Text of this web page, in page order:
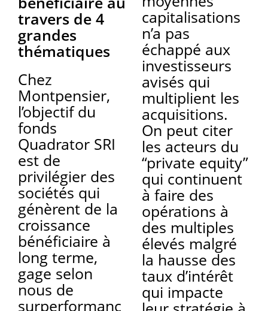
travers de 4
grandes
thématiques
Chez
Montpensier,
l’objectif du
fonds
Quadrator SRI
est de
privilégier des
sociétés qui
génèrent de la
croissance
bénéficiaire à
long terme,
gage selon
nous de
surperformanc
capitalisations
n’a pas
échappé aux
investisseurs
avisés qui
multiplient les
acquisitions.
On peut citer
les acteurs du
“private equity”
qui continuent
à faire des
opérations à
des multiples
élevés malgré
la hausse des
taux d’intérêt
qui impacte